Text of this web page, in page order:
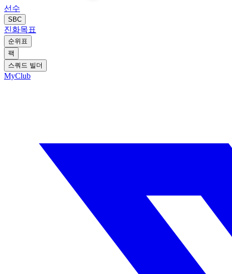
선수
SBC
진화목표
순위표
팩
스쿼드 빌더
MyClub